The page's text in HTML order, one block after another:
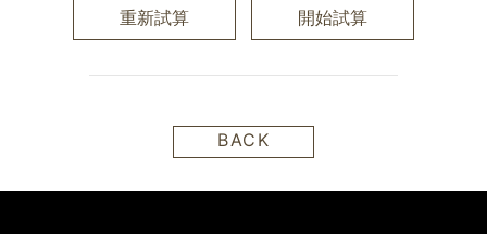
重新試算 開始試算
BACK